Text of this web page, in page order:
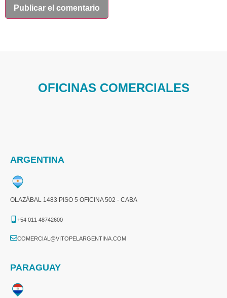
OFICINAS COMERCIALES
ARGENTINA
OLAZÁBAL 1483 PISO 5 OFICINA 502 - CABA
+54 011 48742600​
COMERCIAL@VITOPELARGENTINA.COM​
PARAGUAY